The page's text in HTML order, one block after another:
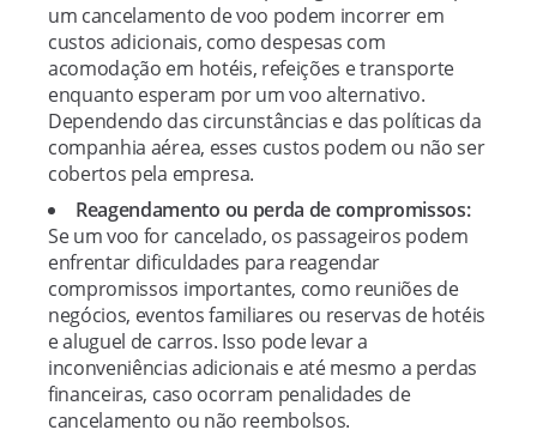
um cancelamento de voo podem incorrer em
custos adicionais, como despesas com
acomodação em hotéis, refeições e transporte
enquanto esperam por um voo alternativo.
Dependendo das circunstâncias e das políticas da
companhia aérea, esses custos podem ou não ser
cobertos pela empresa.
Reagendamento ou perda de compromissos:
Se um voo for cancelado, os passageiros podem
enfrentar dificuldades para reagendar
compromissos importantes, como reuniões de
negócios, eventos familiares ou reservas de hotéis
e aluguel de carros. Isso pode levar a
inconveniências adicionais e até mesmo a perdas
financeiras, caso ocorram penalidades de
cancelamento ou não reembolsos.